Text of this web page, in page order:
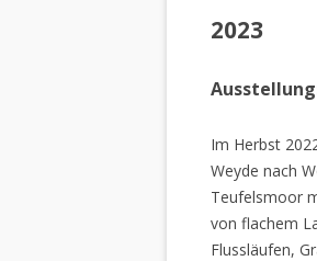
2023
Im Herbst
Weyde nach
Teufelsmoor
von flachem
Flussläufen,